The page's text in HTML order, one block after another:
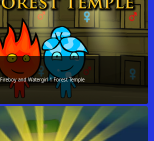
Fireboy and Watergirl 1 Forest Temple